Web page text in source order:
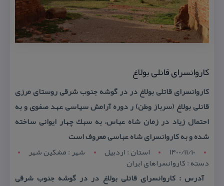
كاروانسرای قانلی بولاغ
كاروانسرای قاتلی بولاغ در در گوشه جنوب شرقی روستای مرزی
قانلی بولاغ (سرباز وطن) ر دوره آرامش سیاسی عهد صفوی و به
احتمال زیاد در زمان شاه عباس، به سبك چهار ایوانی ساخته
شده و به كاروانسرای شاه عباسی معروف است
1400/11/10
استان : اردبيل شهر : مشکين شهر
دسته : كاروانسراهای ایران
آدرس : كاروانسرای قاتلی بولاغ در در گوشه جنوب شرقی